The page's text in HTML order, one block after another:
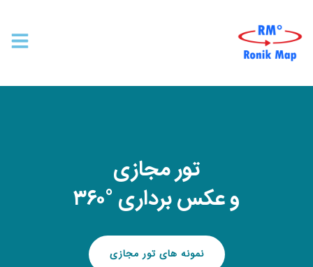
تور مجازی
و عکس برداری °۳۶۰
نمونه های تور مجازی